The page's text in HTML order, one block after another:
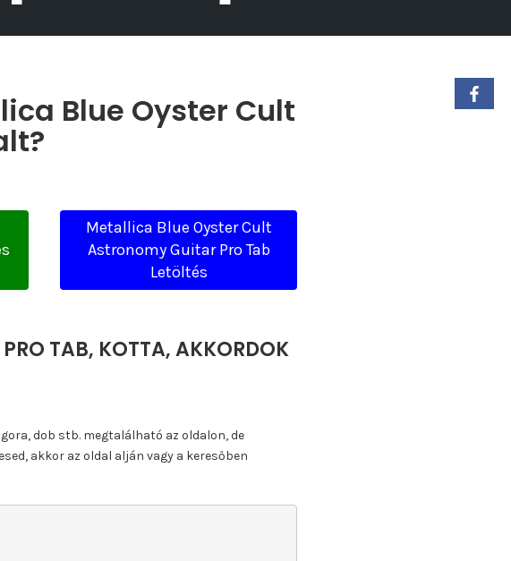
Blue Oyster Cult
Metallica Blue Oyster Cult
Astronomy Guitar Pro Tab
Letöltés
TAB, KOTTA, AKKORDOK
dob stb. megtalálható az oldalon, de
akkor az oldal alján vagy a keresőben